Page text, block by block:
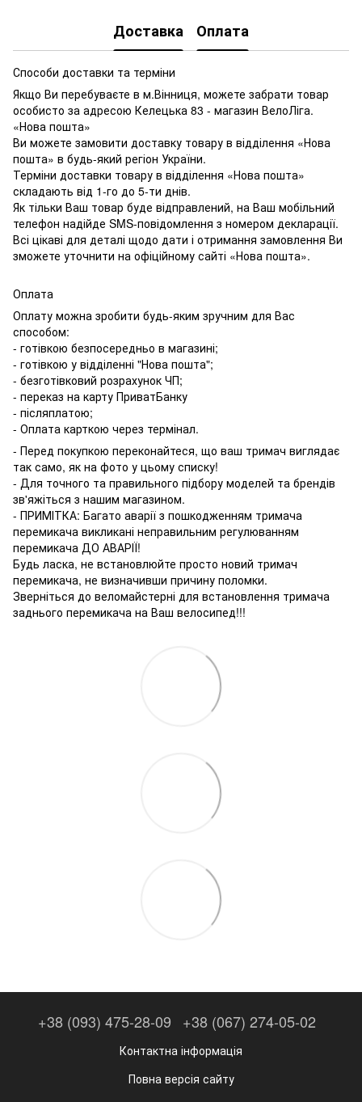
Доставка Оплата
Способи доставки та терміни
Якщо Ви перебуваєте в м.Вінниця, можете забрати товар
особисто за адресою Келецька 83 - магазин ВелоЛіга.
«Нова пошта»
Ви можете замовити доставку товару в відділення «Нова
пошта» в будь-який регіон України.
Терміни доставки товару в відділення «Нова пошта»
складають від 1-го до 5-ти днів.
Як тільки Ваш товар буде відправлений, на Ваш мобільний
телефон надійде SMS-повідомлення з номером декларації.
Всі цікаві для деталі щодо дати і отримання замовлення Ви
зможете уточнити на офіційному сайті «Нова пошта».
Оплата
Оплату можна зробити будь-яким зручним для Вас
способом:
- готівкою безпосередньо в магазині;
- готівкою у відділенні "Нова пошта";
- безготівковий розрахунок ЧП;
- переказ на карту ПриватБанку
- післяплатою;
- Оплата карткою через термінал.
- Перед покупкою переконайтеся, що ваш тримач виглядає
так само, як на фото у цьому списку!
- Для точного та правильного підбору моделей та брендів
зв'яжіться з нашим магазином.
- ПРИМІТКА: Багато аварії з пошкодженням тримача
перемикача викликані неправильним регулюванням
перемикача ДО АВАРІЇ!
Будь ласка, не встановлюйте просто новий тримач
перемикача, не визначивши причину поломки.
Зверніться до веломайстерні для встановлення тримача
заднього перемикача на Ваш велосипед!!!
+38 (093) 475-28-09 +38 (067) 274-05-02
Контактна інформація
Повна версія сайту